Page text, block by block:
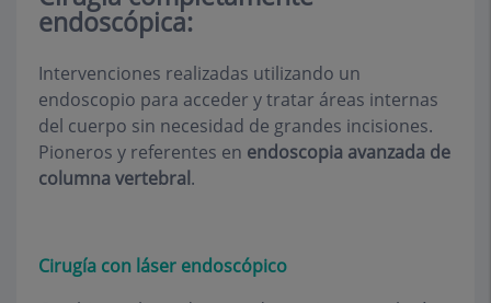
endoscópica:
Intervenciones realizadas utilizando un
endoscopio para acceder y tratar áreas internas
del cuerpo sin necesidad de grandes incisiones.
Pioneros y referentes en endoscopia avanzada de
columna vertebral.
Cirugía con láser endoscópico